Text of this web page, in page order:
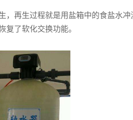
，再生过程就是用盐箱中的食盐水
复了软化交换功能。